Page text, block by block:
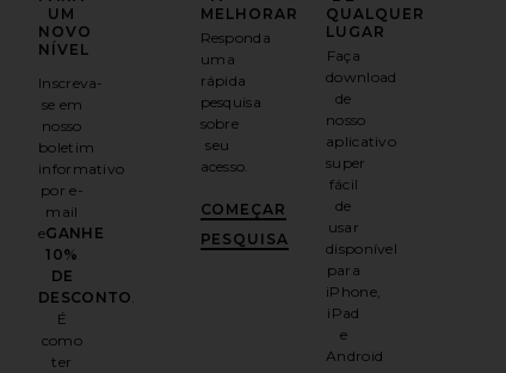
UM
NOVO
NÍVEL
Inscreva-
se em
nosso
boletim
informativo
por e-
mail
eGANHE
10%
DE
DESCONTO.
É
como
ter
MELHORAR
Responda
uma
rápida
pesquisa
sobre
seu
acesso.
COMEÇAR
PESQUISA
QUALQUER
LUGAR
Faça
download
de
nosso
aplicativo
super
fácil
de
usar
disponível
para
iPhone,
iPad
e
Android